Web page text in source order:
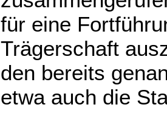
für eine
Trägerschaft
den bereits
etwa auch die